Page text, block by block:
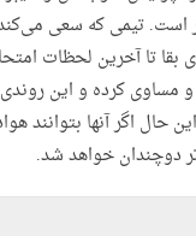
است. تیمی که سعی
بقا تا آخرین لحظات
مساوی کرده و این
حال اگر آنها بتوانند
دوچندان خواهد شد.